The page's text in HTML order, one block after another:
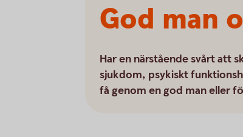
God man
Har en närstående svårt att
sjukdom, psykiskt
få genom en god man eller